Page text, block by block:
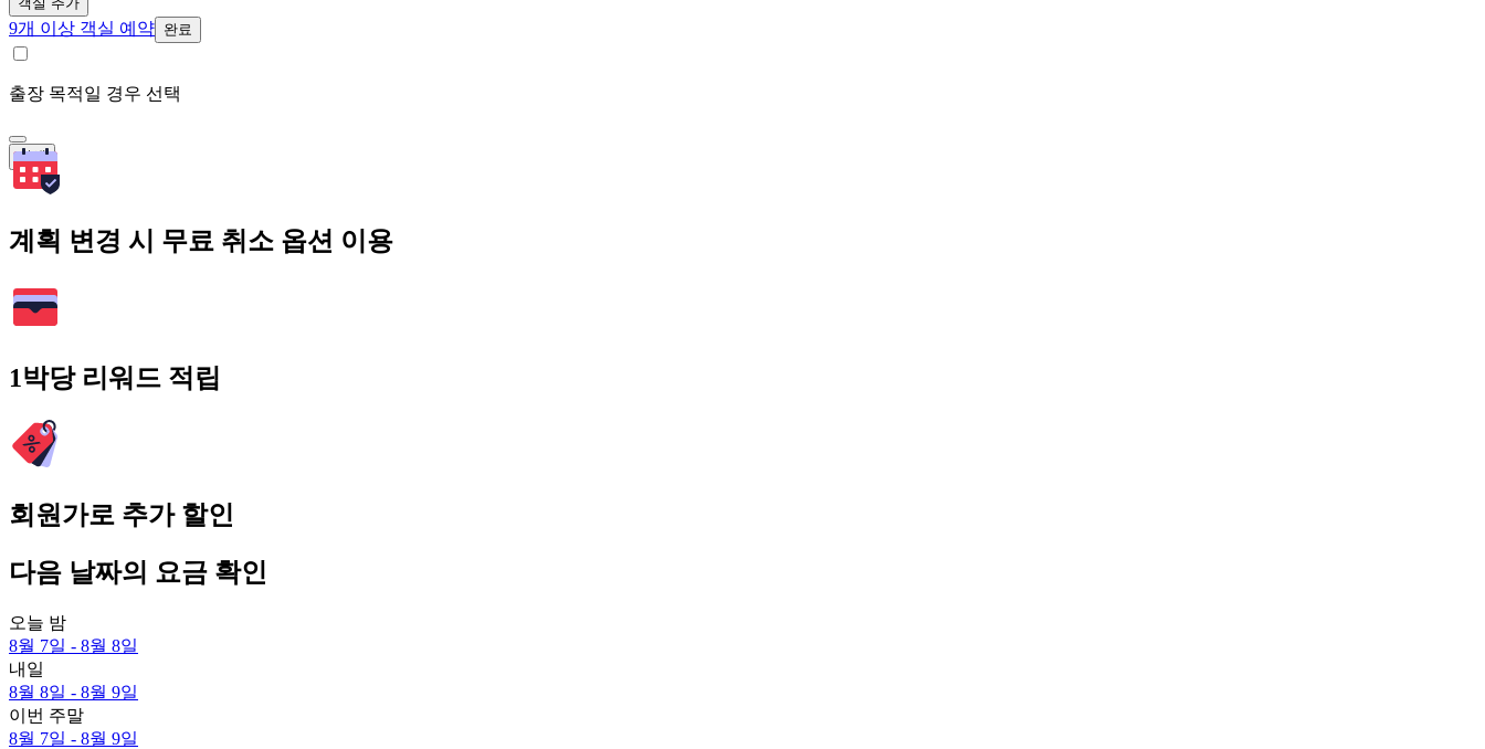
9개 이상 객실 예약 완료
출장 목적일 경우 선택
검색
계획 변경 시 무료 취소 옵션 이용
1박당 리워드 적립
회원가로 추가 할인
다음 날짜의 요금 확인
오늘 밤
8월 7일 - 8월 8일
내일
8월 8일 - 8월 9일
이번 주말
8월 7일 - 8월 9일